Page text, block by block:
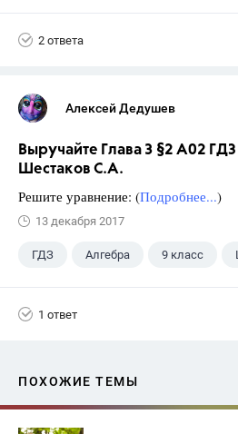
2 ответа
Алексей Дедушев
Выручайте Глава 3 §2 А02
Шестаков С.А.
Решите уравнение: (Подробнее...)
13 декабря 2017
ГДЗ Алгебра 9 класс
1 ответ
ПОХОЖИЕ ТЕМЫ